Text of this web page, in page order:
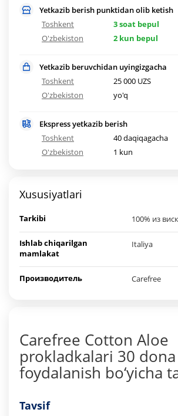
Yetkazib berish punktidan olib ketish
Toshkent
3 soat bepul
O'zbekiston
2 kun bepul
Yetkazib beruvchidan uyingizgacha
Toshkent
25 000 UZS
O'zbekiston
yo'q
Ekspress yetkazib berish
Toshkent
40 daqiqagacha
O'zbekiston
1 kun
Xususiyatlari
Tarkibi 100% из
Ishlab chiqarilgan
mamlakat
Italiya
Производитель Carefree
Carefree Cotton Aloe
prokladkalari 30 dona
foydalanish bo‘yicha
Tavsif